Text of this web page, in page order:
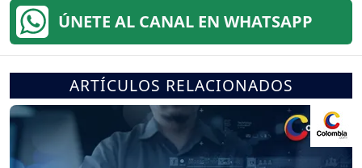
ÚNETE AL CANAL EN WHATSAPP
ARTÍCULOS RELACIONADOS